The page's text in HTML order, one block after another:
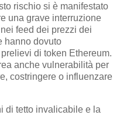
rischio si è manifestato
una grave interruzione
feed dei prezzi dei
hanno dovuto
di token Ethereum.
anche vulnerabilità per
costringere o influenzare
di tetto invalicabile e la